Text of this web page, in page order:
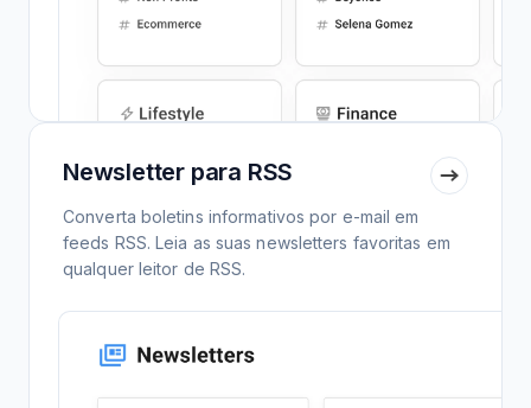
Newsletter para RSS
Converta boletins informativos por e-mail em
feeds RSS. Leia as suas newsletters favoritas em
qualquer leitor de RSS.